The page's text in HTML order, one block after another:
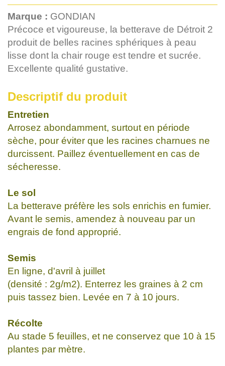
Marque : GONDIAN
Précoce et vigoureuse, la betterave de Détroit 2
produit de belles racines sphériques à peau
lisse dont la chair rouge est tendre et sucrée.
Excellente qualité gustative.
Descriptif du produit
Entretien
Arrosez abondamment, surtout en période
sèche, pour éviter que les racines charnues ne
durcissent. Paillez éventuellement en cas de
sécheresse.
Le sol
La betterave préfère les sols enrichis en fumier.
Avant le semis, amendez à nouveau par un
engrais de fond approprié.
Semis
En ligne, d'avril à juillet
(densité : 2g/m2). Enterrez les graines à 2 cm
puis tassez bien. Levée en 7 à 10 jours.
Récolte
Au stade 5 feuilles, et ne conservez que 10 à 15
plantes par mètre.